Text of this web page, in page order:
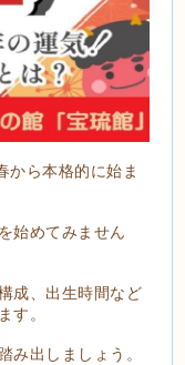
から本格的に始ま
始めてみません
成、出生時間など
す。
み出しましょう。